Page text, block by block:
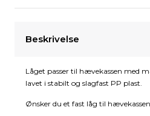
Beskrivelse
Låget passer til hævekassen med
lavet i stabilt og slagfast PP plast.
Ønsker du et fast låg til